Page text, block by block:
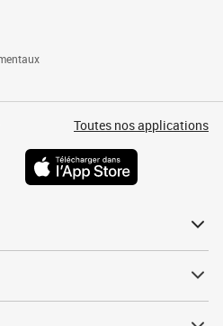
Toutes nos applications